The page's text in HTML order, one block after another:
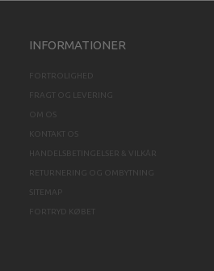
INFORMATIONER
FORTROLIGHED
FRAGT OG LEVERING
OM OS
KONTAKT OS
HANDELSBETINGELSER & VILKÅR
RETURNERING OG OMBYTNING
SITEMAP
FORTRYD KØBET